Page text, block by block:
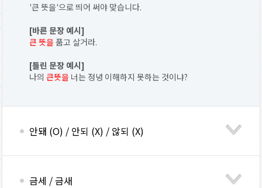
'큰 뜻을'으로 띄어 써야 맞습니다.
[바른 문장 예시]
큰 뜻을품고 살거라.
[틀린 문장 예시]
나의 큰뜻을 너는 정녕 이해하지 못하는 것이냐?
안돼 (O) / 안되 (X) / 않되 (X)
금세 / 금새